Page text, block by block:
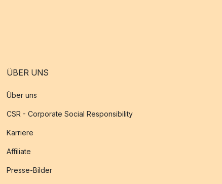
ÜBER UNS
Über uns
CSR - Corporate Social Responsibility
Karriere
Affiliate
Presse-Bilder